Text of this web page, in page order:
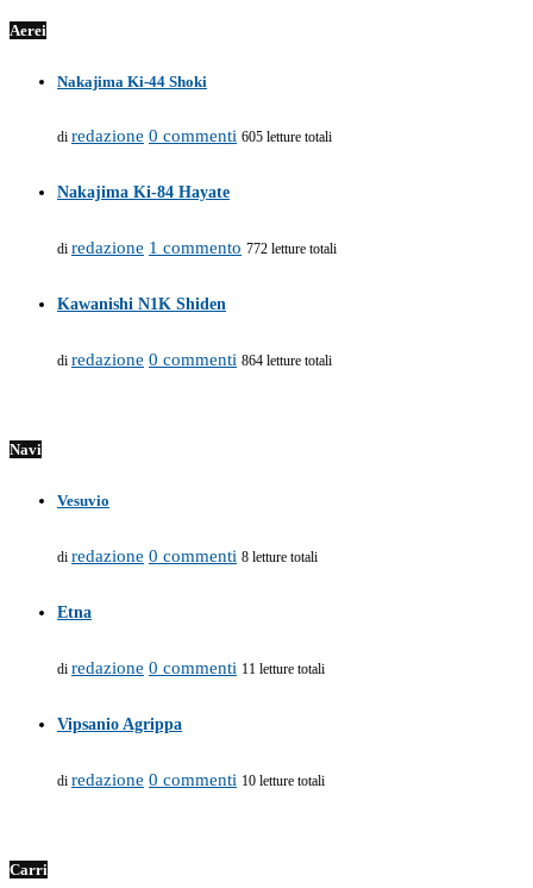
Aerei
Nakajima Ki-44 Shoki
di redazione 0 commenti 605 letture totali
Nakajima Ki-84 Hayate
di redazione 1 commento 772 letture totali
Kawanishi N1K Shiden
di redazione 0 commenti 864 letture totali
Navi
Vesuvio
di redazione 0 commenti 8 letture totali
Etna
di redazione 0 commenti 11 letture totali
Vipsanio Agrippa
di redazione 0 commenti 10 letture totali
Carri